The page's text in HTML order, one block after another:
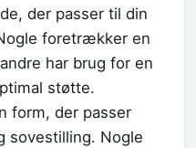
der passer til din
foretrækker en
har brug for en
støtte.
form, der passer
sovestilling. Nogle